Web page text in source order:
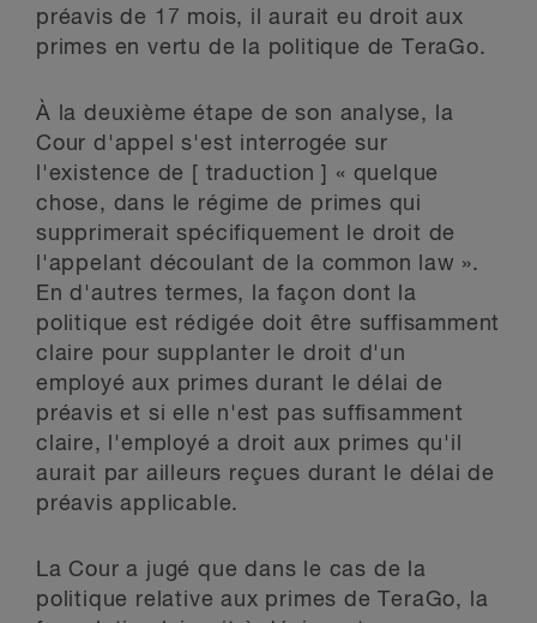
préavis de 17 mois, il aurait eu droit aux
primes en vertu de la politique de TeraGo.
À la deuxième étape de son analyse, la
Cour d'appel s'est interrogée sur
l'existence de [ traduction ] « quelque
chose, dans le régime de primes qui
supprimerait spécifiquement le droit de
l'appelant découlant de la common law ».
En d'autres termes, la façon dont la
politique est rédigée doit être suffisamment
claire pour supplanter le droit d'un
employé aux primes durant le délai de
préavis et si elle n'est pas suffisamment
claire, l'employé a droit aux primes qu'il
aurait par ailleurs reçues durant le délai de
préavis applicable.
La Cour a jugé que dans le cas de la
politique relative aux primes de TeraGo, la